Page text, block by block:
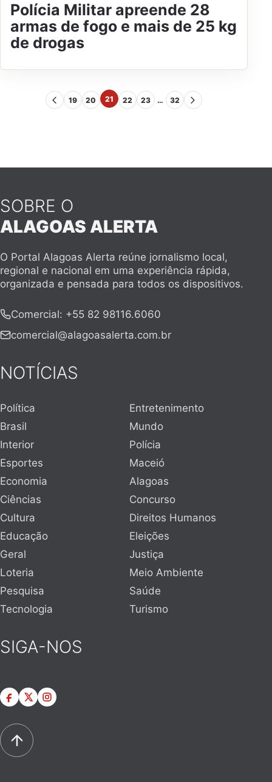
Polícia Militar apreende 28
armas de fogo e mais de 25 kg
de drogas
19 20 21 22 23 … 32
SOBRE O
ALAGOAS ALERTA
O Portal Alagoas Alerta reúne jornalismo local,
regional e nacional em uma experiência rápida,
organizada e pensada para todos os dispositivos.
Comercial: +55 82 98116.6060
comercial@alagoasalerta.com.br
NOTÍCIAS
Política
Entretenimento
Brasil
Mundo
Interior
Polícia
Esportes
Maceió
Economia
Alagoas
Ciências
Concurso
Cultura
Direitos Humanos
Educação
Eleições
Geral
Justiça
Loteria
Meio Ambiente
Pesquisa
Saúde
Tecnologia
Turismo
SIGA-NOS